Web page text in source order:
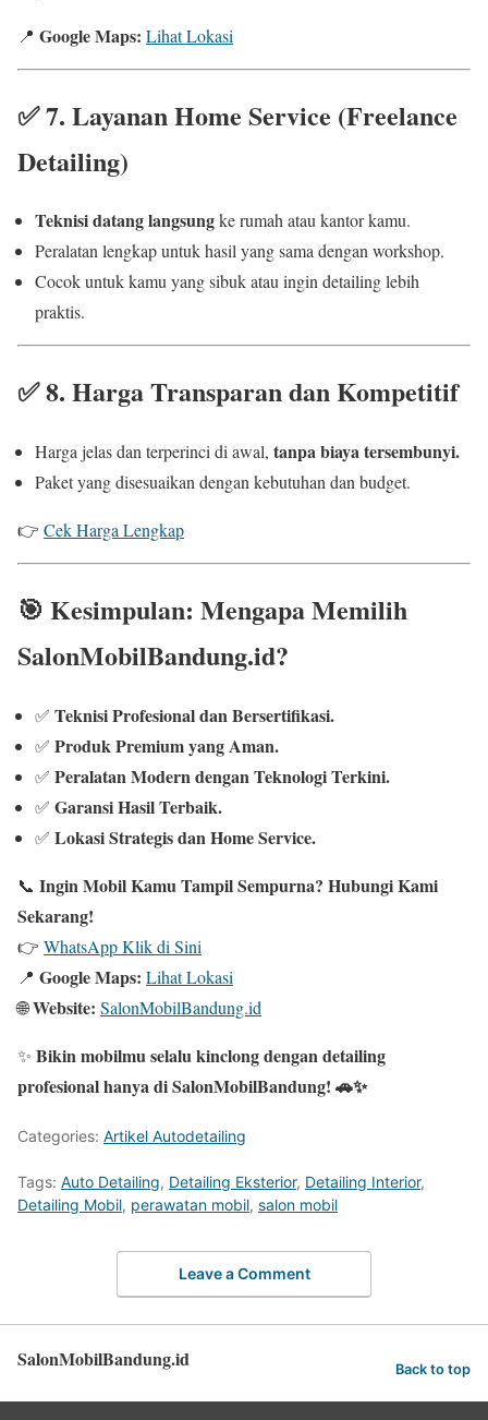
📍 Google Maps: Lihat Lokasi
✅7. Layanan Home Service (Freelance
Detailing)
Teknisi datang langsungke rumah atau kantor kamu.
Peralatan lengkap untuk hasil yang sama dengan workshop.
Cocok untuk kamu yang sibuk atau ingin detailing lebih
praktis.
✅8. Harga Transparan dan Kompetitif
Harga jelas dan terperinci di awal, tanpa biaya tersembunyi.
Paket yang disesuaikan dengan kebutuhan dan budget.
👉 Cek Harga Lengkap
🎯 Kesimpulan: Mengapa Memilih
SalonMobilBandung.id?
✅ Teknisi Profesional dan Bersertifikasi.
✅ Produk Premium yang Aman.
✅ Peralatan Modern dengan Teknologi Terkini.
✅ Garansi Hasil Terbaik.
✅ Lokasi Strategis dan Home Service.
📞 Ingin Mobil Kamu Tampil Sempurna? Hubungi Kami
Sekarang!
👉 WhatsApp Klik di Sini
📍 Google Maps: Lihat Lokasi
🌐Website: SalonMobilBandung.id
✨ Bikin mobilmu selalu kinclong dengan detailing
profesional hanya di SalonMobilBandung! 🚗✨
Categories: Artikel Autodetailing
Tags: Auto Detailing, Detailing Eksterior, Detailing Interior,
Detailing Mobil, perawatan mobil, salon mobil
Leave a Comment
SalonMobilBandung.id Back to top